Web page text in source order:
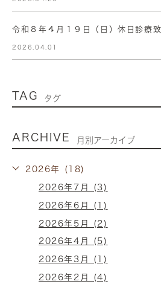
令和８年４月１９日（日）休日診療致
2026.04.01
TAG タグ
ARCHIVE 月別アーカイブ
2026年 (18)
2026年7月 (3)
2026年6月 (1)
2026年5月 (2)
2026年4月 (5)
2026年3月 (1)
2026年2月 (4)